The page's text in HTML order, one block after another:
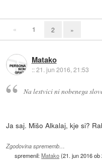
« 1 2 »
Matako
::21. jun 2016, 21:53
Na lestvici ni nobenega
Ja saj. Mišo Alkalaj, kje si?
Zgodovina sprememb…
spremenil:Matako(21. jun 2016 ob